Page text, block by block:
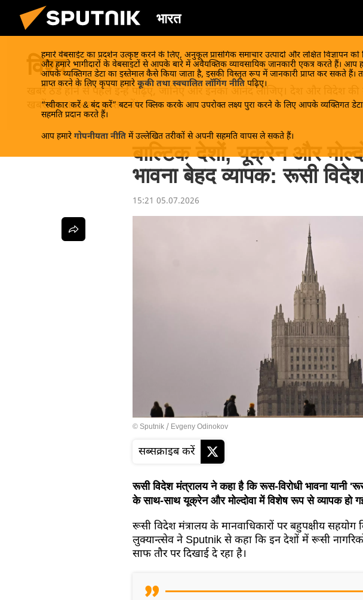
भारत
हमारे वेबसाईट का प्रदर्शन उत्कृष्ट करने के लिए, अनुकूल प्रासंगिक समाचार उत्पादों और लक्षित विज्ञापन
और हमारे भागीदारों के वेबसाइटों से आपके बारे में अवैयक्तिक व्यावसायिक जानकारी एकत्र करते हैं। आप
आपके व्यक्तिगत डेटा का इस्तेमाल कैसे किया जाता है, इसकी विस्तृत रूप में जानकारी प्राप्त कर सकते हैं।
प्राप्त करने के लिए कृपया हमारे कूकी तथा स्वचालित लॉगिंग नीति पढ़िए।
“स्वीकार करें & बंद करें” बटन पर क्लिक करके आप उपरोक्त लक्ष्य पुरा करने के लिए आपके व्यक्तिगत डेटा
सहमति प्रदान करते हैं।
आप हमारे गोपनीयता नीति में उल्लेखित तरीकों से अपनी सहमति वापस ले सकते हैं।
विश्व
खबरें ठंडे होने से पहले इन्हें पढ़िए, जानिए और इनका आनंद लीजिए। देश और विदेश की
खबरें Sputnik पर प्राप्त करें!
बाल्टिक देशों, यूक्रेन और
भावना बेहद व्यापक: रूसी
15:21 05.07.2026
© Sputnik / Evgeny Odinokov
सब्सक्राइब करें
रूसी विदेश मंत्रालय ने कहा है कि रूस-विरोधी भावना यानी
के साथ-साथ यूक्रेन और मोल्दोवा में विशेष रूप से व्यापक हो
रूसी विदेश मंत्रालय के मानवाधिकारों पर बहुपक्षीय सहयोग
लुक्यान्त्सेव ने Sputnik से कहा कि इन देशों में रूसी
साफ तौर पर दिखाई दे रहा है।